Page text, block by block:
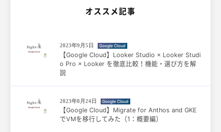
オススメ記事
2023年9月5日 Google Cloud
【Google Cloud】Looker Studio × Looker Studi
o Pro × Looker を徹底比較！機能・選び方を解
説
2023年8月24日 Google Cloud
【Google Cloud】Migrate for Anthos and GKE
でVMを移行してみた（1：概要編）